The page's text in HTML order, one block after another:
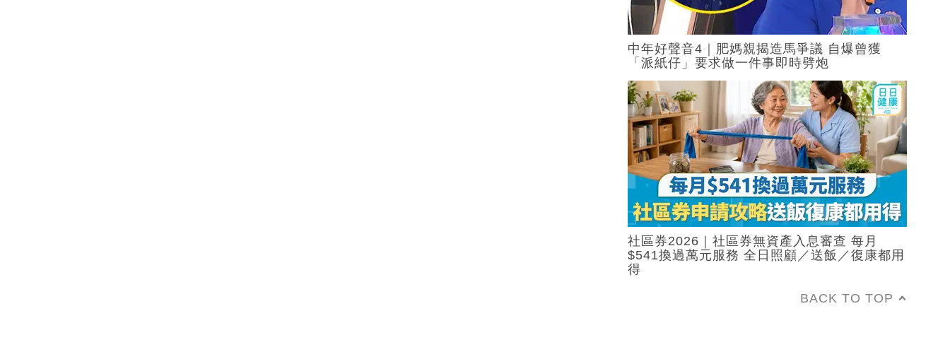
中年好聲音4｜肥媽親揭造馬爭議 自爆曾獲
「派紙仔」要求做一件事即時劈炮
社區券2026｜社區券無資產入息審查 每月
$541換過萬元服務 全日照顧／送飯／復康都用
得
BACK TO TOP